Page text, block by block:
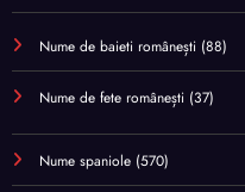
Nume de baieti românești (88)
Nume de fete românești (37)
Nume spaniole (570)